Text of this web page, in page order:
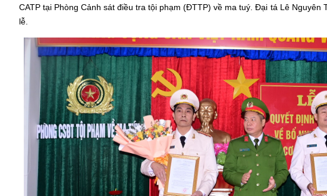
CATP tại Phòng Cảnh sát điều tra tội phạm (ĐTTP) về ma tuý. Đại tá Lê
lễ.